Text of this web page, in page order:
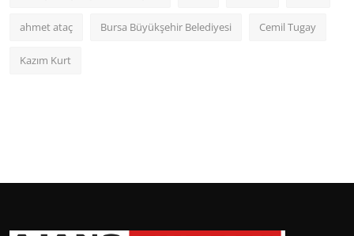
ahmet ataç Bursa Büyükşehir Belediyesi Cemil Tugay
Kazım Kurt